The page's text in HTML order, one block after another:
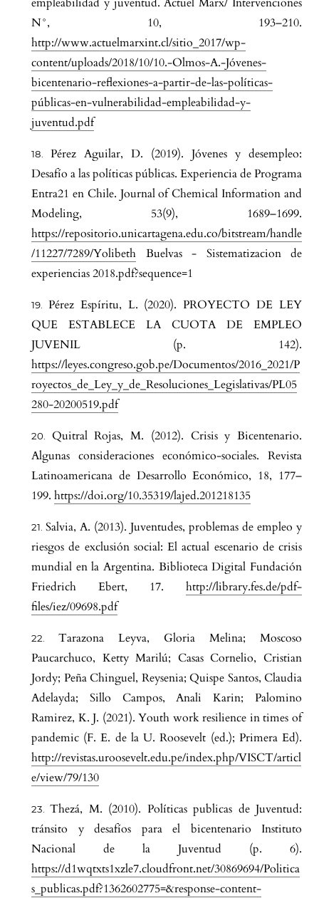
N°, 10, 193–210.
http://www.actuelmarxint.cl/sitio_2017/wp-
content/uploads/2018/10/10.-Olmos-A.-Jóvenes-
bicentenario-reflexiones-a-partir-de-las-políticas-
públicas-en-vulnerabilidad-empleabilidad-y-
juventud.pdf
Pérez Aguilar, D. (2019). Jóvenes y desempleo:
Desafío a las políticas públicas. Experiencia de Programa
Entra21 en Chile. Journal of Chemical Information and
Modeling, 53(9), 1689–1699.
https://repositorio.unicartagena.edu.co/bitstream/handle
/11227/7289/Yolibeth Buelvas - Sistematizacion de
experiencias 2018.pdf?sequence=1
Pérez Espíritu, L. (2020). PROYECTO DE LEY
QUE ESTABLECE LA CUOTA DE EMPLEO
JUVENIL (p. 142).
https://leyes.congreso.gob.pe/Documentos/2016_2021/P
royectos_de_Ley_y_de_Resoluciones_Legislativas/PL05
280-20200519.pdf
Quitral Rojas, M. (2012). Crisis y Bicentenario.
Algunas consideraciones económico-sociales. Revista
Latinoamericana de Desarrollo Económico, 18, 177–
199. https://doi.org/10.35319/lajed.201218135
Salvia, A. (2013). Juventudes, problemas de empleo y
riesgos de exclusión social: El actual escenario de crisis
mundial en la Argentina. Biblioteca Digital Fundación
Friedrich Ebert, 17. http://library.fes.de/pdf-
files/iez/09698.pdf
Tarazona Leyva, Gloria Melina; Moscoso
Paucarchuco, Ketty Marilú; Casas Cornelio, Cristian
Jordy; Peña Chinguel, Reysenia; Quispe Santos, Claudia
Adelayda; Sillo Campos, Anali Karin; Palomino
Ramirez, K. J. (2021). Youth work resilience in times of
pandemic (F. E. de la U. Roosevelt (ed.); Primera Ed).
http://revistas.uroosevelt.edu.pe/index.php/VISCT/articl
e/view/79/130
Thezá, M. (2010). Políticas publicas de Juventud:
tránsito y desafíos para el bicentenario Instituto
Nacional de la Juventud (p. 6).
https://d1wqtxts1xzle7.cloudfront.net/30869694/Politica
s_publicas.pdf?1362602775=&response-content-